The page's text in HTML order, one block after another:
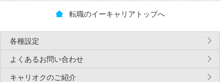
転職のイーキャリアトップへ
各種設定
よくあるお問い合わせ
キャリオクのご紹介